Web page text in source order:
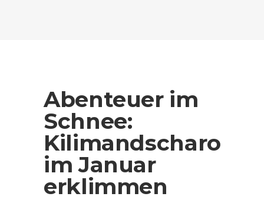
Abenteuer im
Schnee:
Kilimandscharo
im Januar
erklimmen